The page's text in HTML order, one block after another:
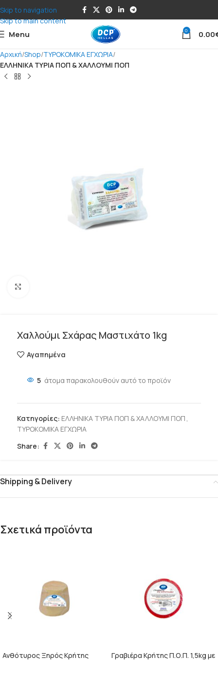
Skip to navigation
Skip to main content
Menu 0 0.00
Αρχική Shop ΤΥΡΟΚΟΜΙΚΑ ΕΓΧΩΡΙΑ
ΕΛΛΗΝΙΚΑ ΤΥΡΙΑ ΠΟΠ & ΧΑΛΛΟΥΜΙ ΠΟΠ
Χαλλούμι Σχάρας Μαστιχάτο 1kg
Αγαπημένα
5 άτομα παρακολουθούν αυτό το προϊόν
Κατηγορίες: ΕΛΛΗΝΙΚΑ ΤΥΡΙΑ ΠΟΠ & ΧΑΛΛΟΥΜΙ ΠΟΠ ,
ΤΥΡΟΚΟΜΙΚΑ ΕΓΧΩΡΙΑ
Share:
Shipping & Delivery
Σχετικά προϊόντα
Ανθότυρος Ξηρός Κρήτης
Γραβιέρα Κρήτης Π.Ο.Π. 1,5kg με